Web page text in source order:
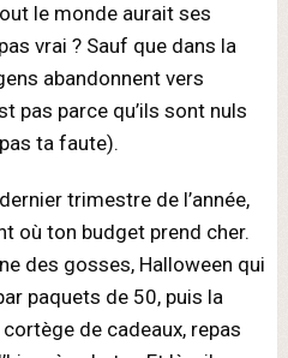
le monde aurait ses
vrai ? Sauf que dans la
abandonnent vers
pas parce qu’ils sont nuls
ta faute).
trimestre de l’année,
où ton budget prend cher.
des gosses, Halloween qui
paquets de 50, puis la
de cadeaux, repas